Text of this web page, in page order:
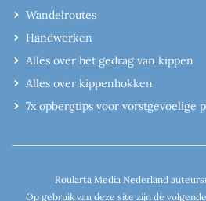
Wandelroutes
Handwerken
Alles over het gedrag van kippen
Alles over kippenhokken
7x opbergtips voor vorstgevoelige
Roularta Media Nederland
Op gebruik van deze site zijn de